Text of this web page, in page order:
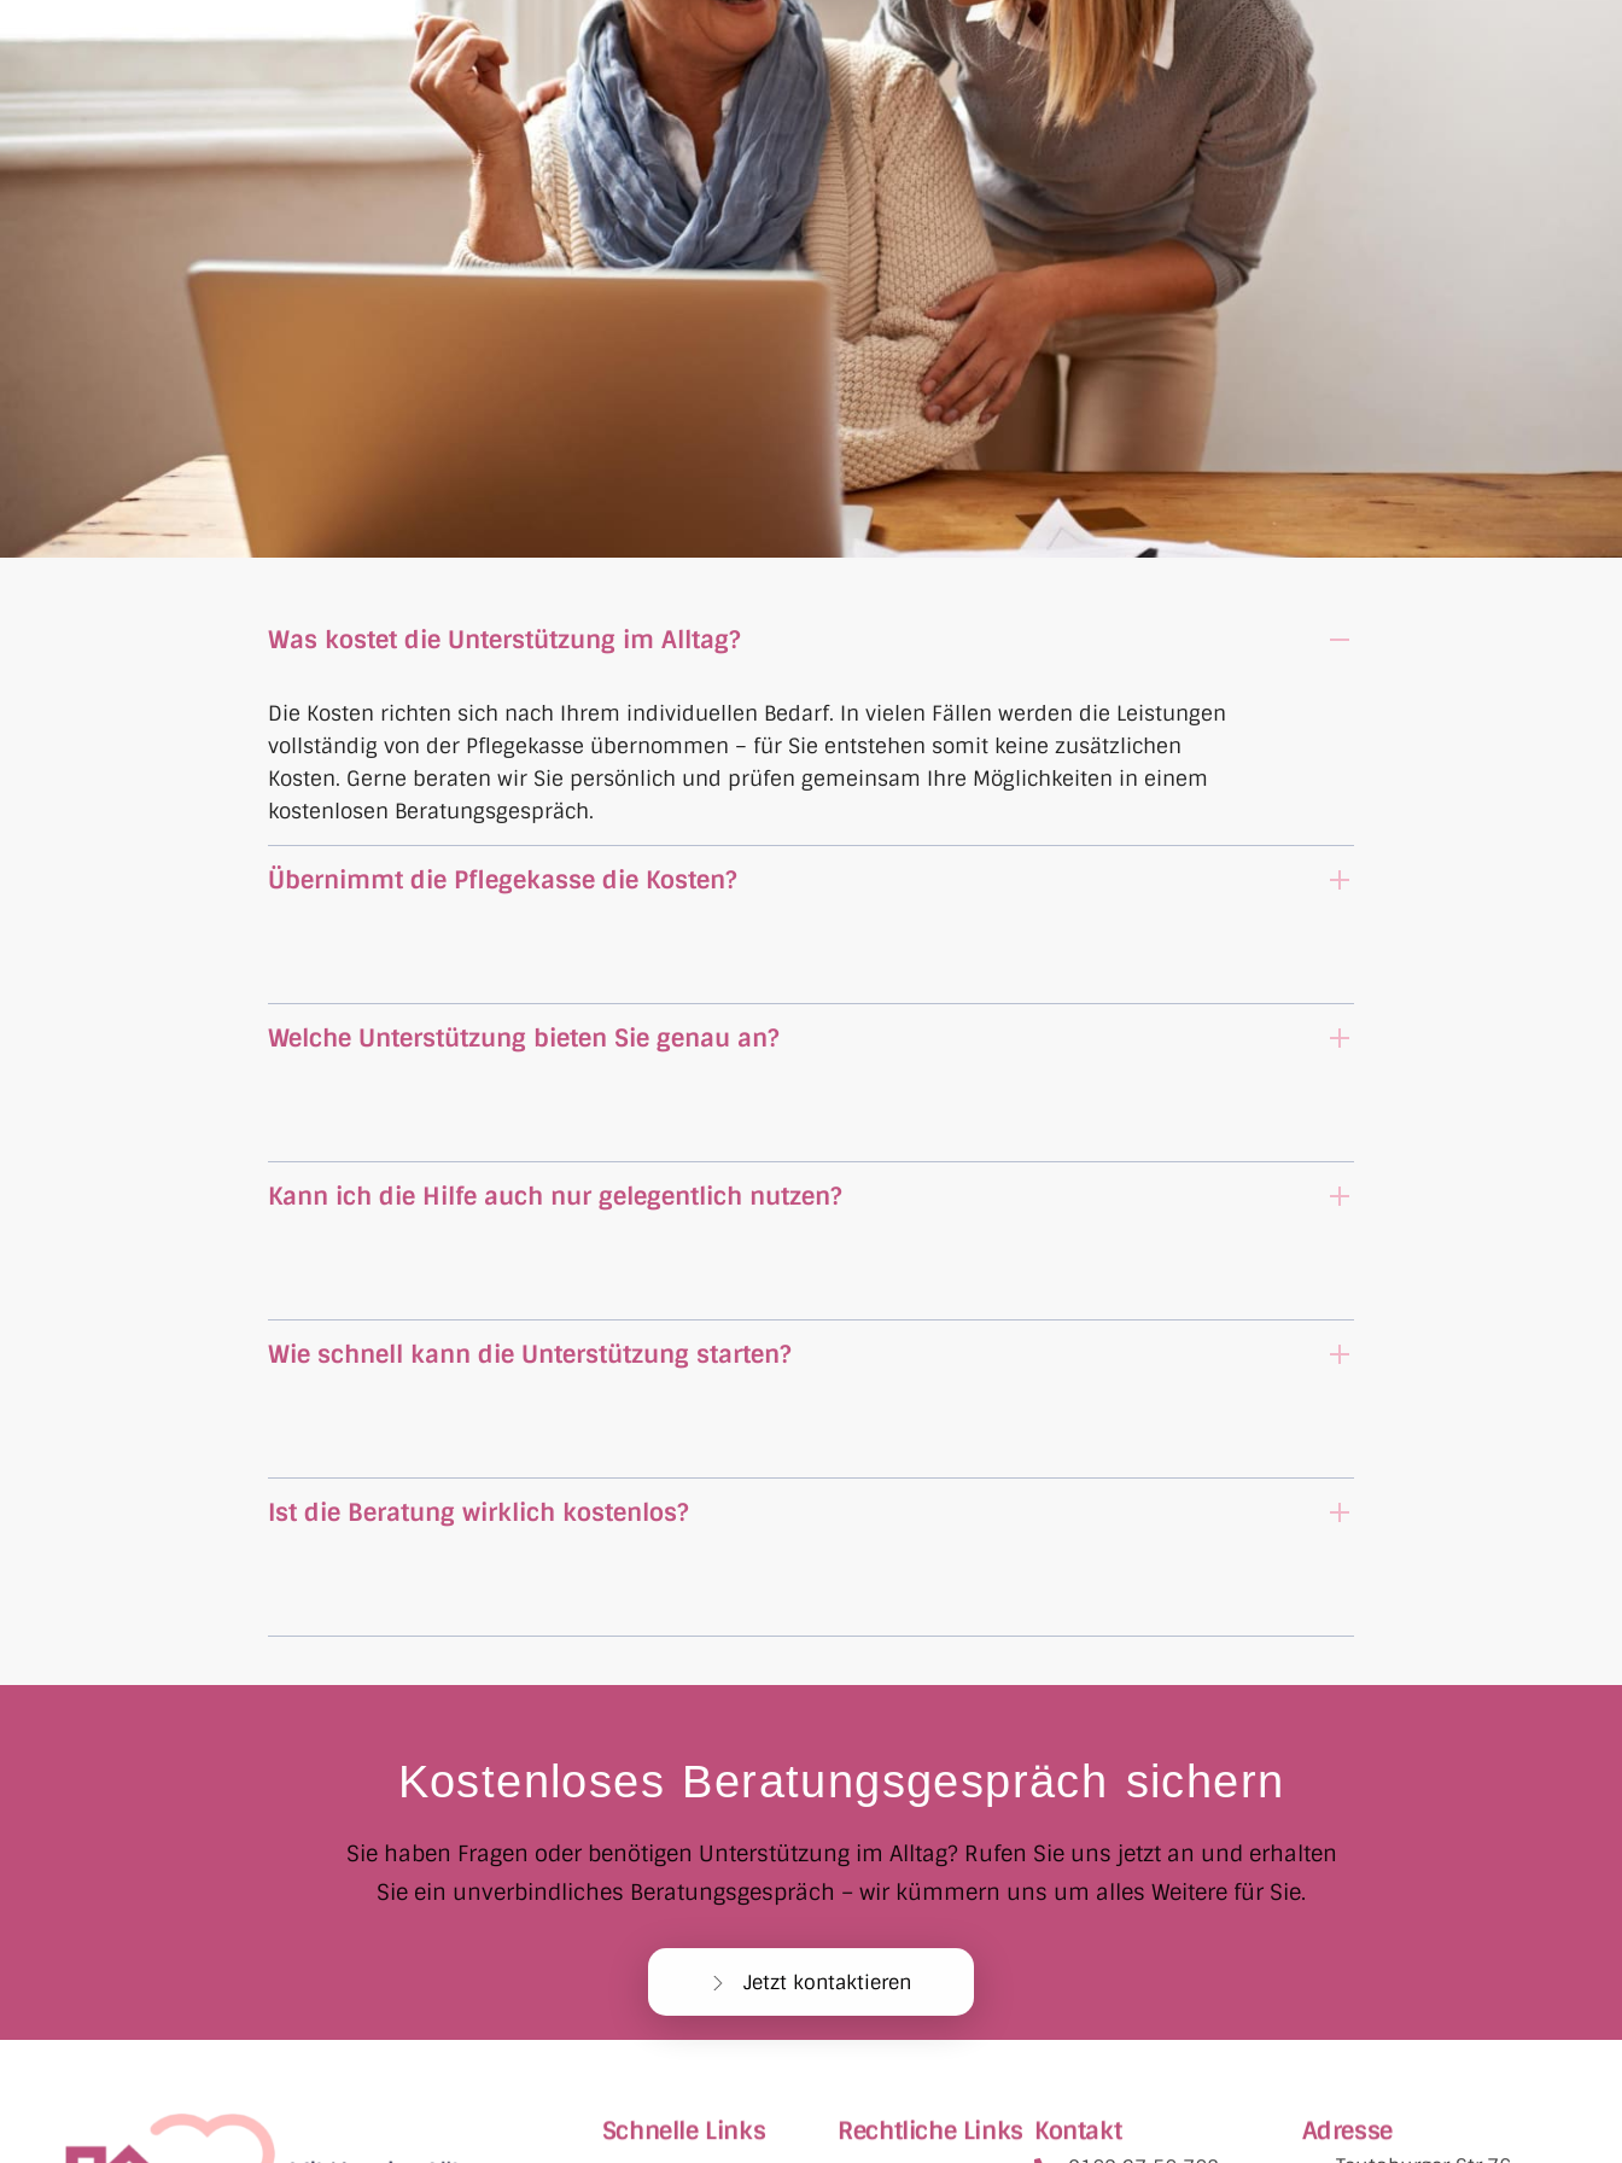
Was kostet die Unterstützung im Alltag?
Die Kosten richten sich nach Ihrem individuellen Bedarf. In vielen Fällen werden die Leistungen
vollständig von der Pflegekasse übernommen – für Sie entstehen somit keine zusätzlichen
Kosten. Gerne beraten wir Sie persönlich und prüfen gemeinsam Ihre Möglichkeiten in einem
kostenlosen Beratungsgespräch.
Übernimmt die Pflegekasse die Kosten?
Welche Unterstützung bieten Sie genau an?
Kann ich die Hilfe auch nur gelegentlich nutzen?
Wie schnell kann die Unterstützung starten?
Ist die Beratung wirklich kostenlos?
Kostenloses Beratungsgespräch sichern
Sie haben Fragen oder benötigen Unterstützung im Alltag? Rufen Sie uns jetzt an und erhalten
Sie ein unverbindliches Beratungsgespräch – wir kümmern uns um alles Weitere für Sie.
Jetzt kontaktieren
Schnelle Links Rechtliche Links Kontakt Adresse